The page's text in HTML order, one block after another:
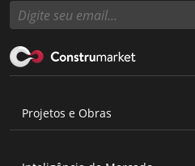
Projetos e Obras